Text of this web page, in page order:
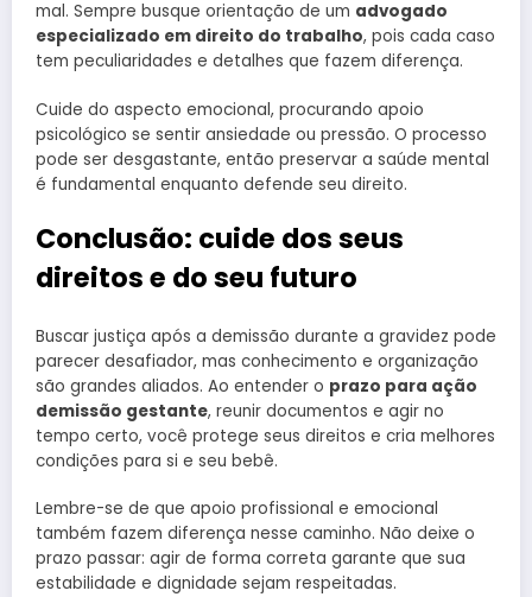
mal. Sempre busque orientação de um advogado
especializado em direito do trabalho, pois cada caso
tem peculiaridades e detalhes que fazem diferença.
Cuide do aspecto emocional, procurando apoio
psicológico se sentir ansiedade ou pressão. O processo
pode ser desgastante, então preservar a saúde mental
é fundamental enquanto defende seu direito.
Conclusão: cuide dos seus
direitos e do seu futuro
Buscar justiça após a demissão durante a gravidez pode
parecer desafiador, mas conhecimento e organização
são grandes aliados. Ao entender o prazo para ação
demissão gestante, reunir documentos e agir no
tempo certo, você protege seus direitos e cria melhores
condições para si e seu bebê.
Lembre-se de que apoio profissional e emocional
também fazem diferença nesse caminho. Não deixe o
prazo passar: agir de forma correta garante que sua
estabilidade e dignidade sejam respeitadas.